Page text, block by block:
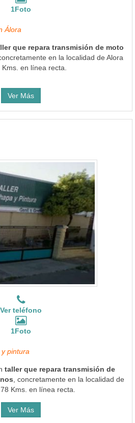
1Foto
Álora
que repara transmisión de moto
concretamente en la localidad de Alora
en línea recta.
Ver Más
Ver teléfono
1Foto
pintura
taller que repara transmisión de
, concretamente en la localidad de
Kms. en línea recta.
Ver Más